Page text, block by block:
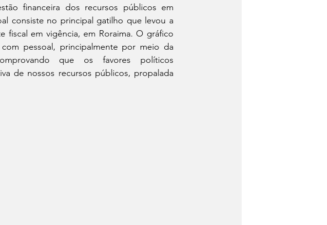
financeira dos recursos públicos em
consiste no principal gatilho que levou a
em vigência, em Roraima. O gráfico
pessoal, principalmente por meio da
que os favores políticos
de nossos recursos públicos, propalada